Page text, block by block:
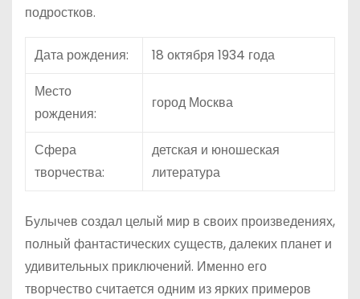
подростков.
Дата рождения:
18 октября 1934 года
Место
рождения:
город Москва
Сфера
творчества:
детская и юношеская
литература
Булычев создал целый мир в своих произведениях,
полный фантастических существ, далеких планет и
удивительных приключений. Именно его
творчество считается одним из ярких примеров